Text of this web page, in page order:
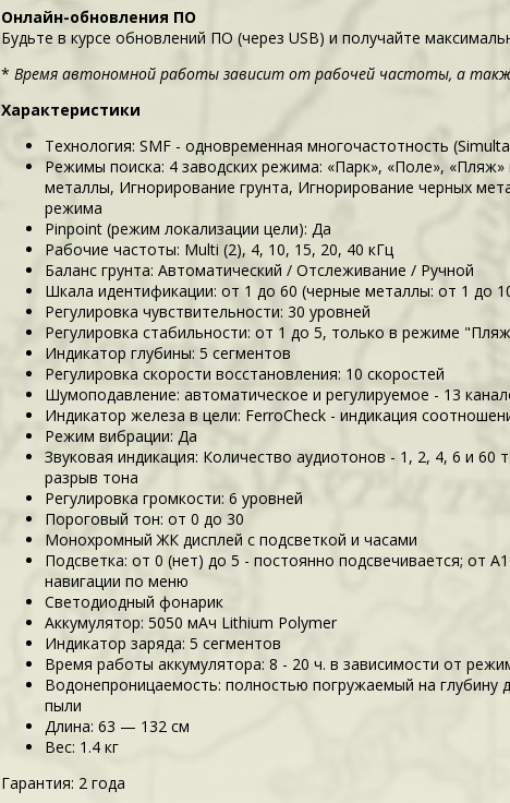
Онлайн-обновления ПО
Будьте в курсе обновлений ПО (через USB) и получайте
* Время автономной работы зависит от рабочей частоты, а
Характеристики
Технология: SMF - одновременная многочастотность
Режимы поиска: 4 заводских режима: «Парк», «Поле»,
металлы, Игнорирование грунта, Игнорирование черных
режима
Pinpoint (режим локализации цели): Да
Рабочие частоты: Multi (2), 4, 10, 15, 20, 40 кГц
Баланс грунта: Автоматический / Отслеживание / Ручной
Шкала идентификации: от 1 до 60 (черные металлы: от 1 до
Регулировка чувствительности: 30 уровней
Регулировка стабильности: от 1 до 5, только в режиме
Индикатор глубины: 5 сегментов
Регулировка скорости восстановления: 10 скоростей
Шумоподавление: автоматическое и регулируемое - 13
Индикатор железа в цели: FerroCheck - индикация
Режим вибрации: Да
Звуковая индикация: Количество аудиотонов - 1, 2, 4, 6 и 60
разрыв тона
Регулировка громкости: 6 уровней
Пороговый тон: от 0 до 30
Монохромный ЖК дисплей с подсветкой и часами
Подсветка: от 0 (нет) до 5 - постоянно подсвечивается; от
навигации по меню
Светодиодный фонарик
Аккумулятор: 5050 мАч Lithium Polymer
Индикатор заряда: 5 сегментов
Время работы аккумулятора: 8 - 20 ч. в зависимости от
Водонепроницаемость: полностью погружаемый на
пыли
Длина: 63 — 132 см
Вес: 1.4 кг
Гарантия: 2 года